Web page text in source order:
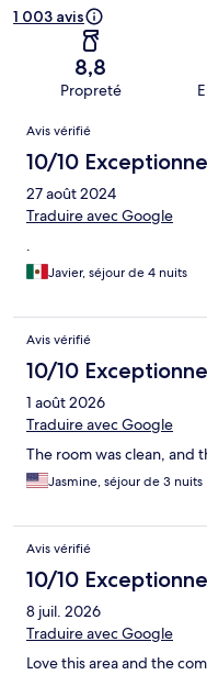
1 003 avis
8,8
Propreté
Avis
Avis vérifié
10/10
27 août 2024
Traduire avec Google
.
Javier, séjour de 4 nuits
Avis vérifié
10/10
1 août 2026
Traduire avec Google
The room was clean, and
Jasmine, séjour de 3 nuits
Avis vérifié
10/10
8 juil. 2026
Traduire avec Google
Love this area and the